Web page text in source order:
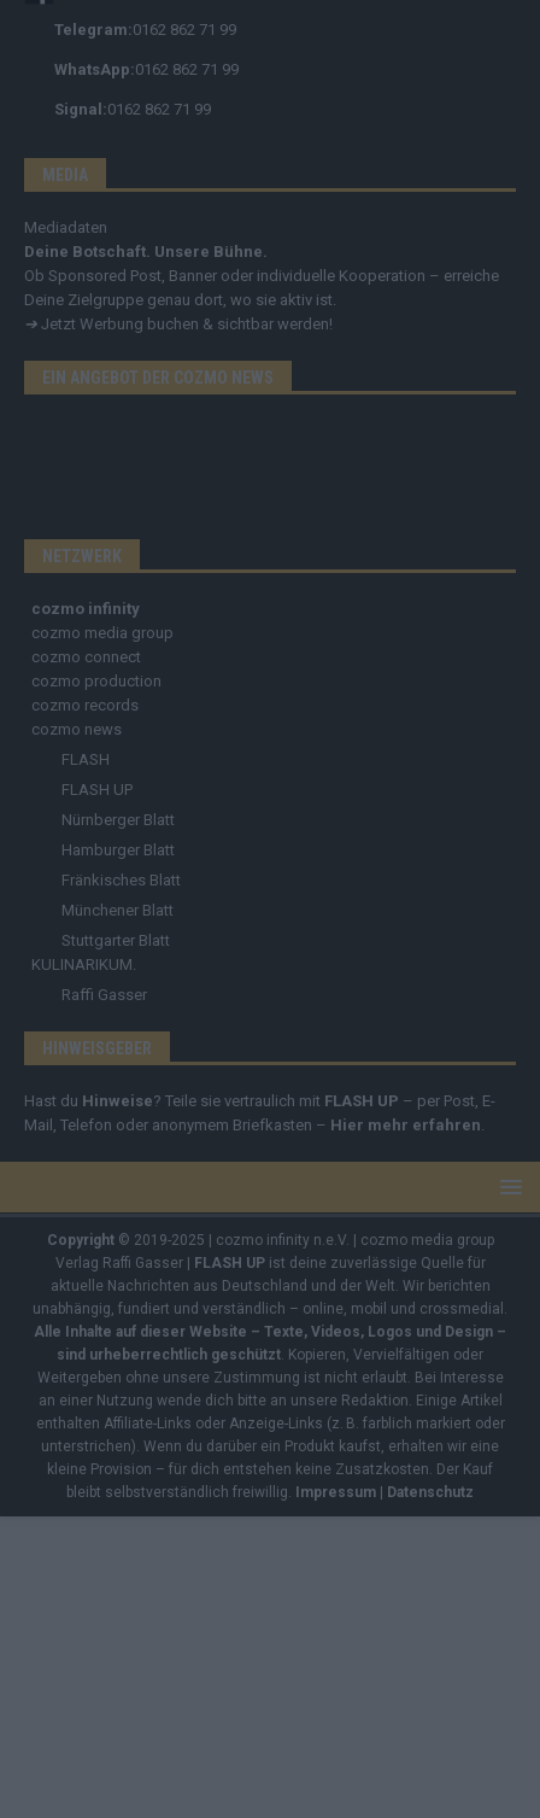
Telegram:0162 862 71 99
WhatsApp:0162 862 71 99
Signal:0162 862 71 99
MEDIA
Mediadaten
Deine Botschaft. Unsere Bühne.
Ob Sponsored Post, Banner oder individuelle Kooperation – erreiche
Deine Zielgruppe genau dort, wo sie aktiv ist.
➔ Jetzt Werbung buchen & sichtbar werden!
EIN ANGEBOT DER COZMO NEWS
NETZWERK
cozmo infinity
cozmo media group
cozmo connect
cozmo production
cozmo records
cozmo news
FLASH
FLASH UP
Nürnberger Blatt
Hamburger Blatt
Fränkisches Blatt
Münchener Blatt
Stuttgarter Blatt
KULINARIKUM.
Raffi Gasser
HINWEISGEBER
Hast du Hinweise? Teile sie vertraulich mit FLASH UP – per Post, E-
Mail, Telefon oder anonymem Briefkasten – Hier mehr erfahren.
Copyright© 2019-2025 | cozmo infinity n.e.V. | cozmo media group
Verlag Raffi Gasser |
FLASH UPist deine zuverlässige Quelle für
aktuelle Nachrichten aus Deutschland und der Welt. Wir berichten
unabhängig, fundiert und verständlich – online, mobil und crossmedial.
Alle Inhalte auf dieser Website – Texte, Videos, Logos und Design –
sind urheberrechtlich geschützt. Kopieren, Vervielfältigen oder
Weitergeben ohne unsere Zustimmung ist nicht erlaubt. Bei Interesse
an einer Nutzung wende dich bitte an unsere Redaktion. Einige Artikel
enthalten Affiliate-Links oder Anzeige-Links (z. B. farblich markiert oder
unterstrichen). Wenn du darüber ein Produkt kaufst, erhalten wir eine
kleine Provision – für dich entstehen keine Zusatzkosten. Der Kauf
bleibt selbstverständlich freiwillig.
Impressum Datenschutz